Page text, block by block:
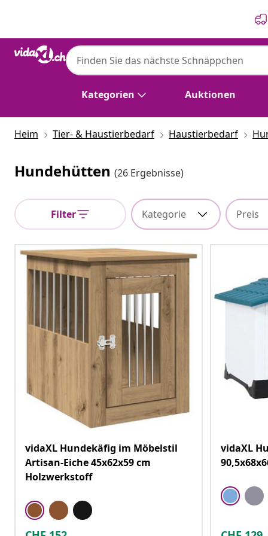
Kategorien Auktionen
Heim Tier- & Haustierbedarf Haustierbedarf
Hundehütten (26 Ergebnisse)
Filter Kategorie Preis
vidaXL Hundekäfig im Möbelstil
Artisan-Eiche 45x62x59 cm
Holzwerkstoff
vidaXL